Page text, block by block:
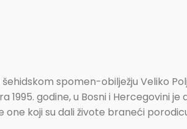
spomen-obilježju Veliko
1995. godine, u Bosni i Hercegovini
koji su dali živote braneći